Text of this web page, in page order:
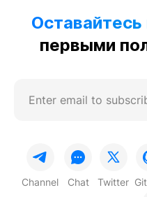
Оставайтесь
первыми
Channel Chat Twitter